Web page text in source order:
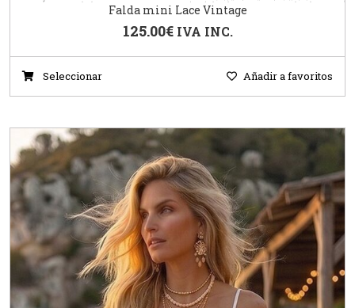
Falda mini Lace Vintage
125.00€ IVA INC.
Seleccionar Añadir a favoritos